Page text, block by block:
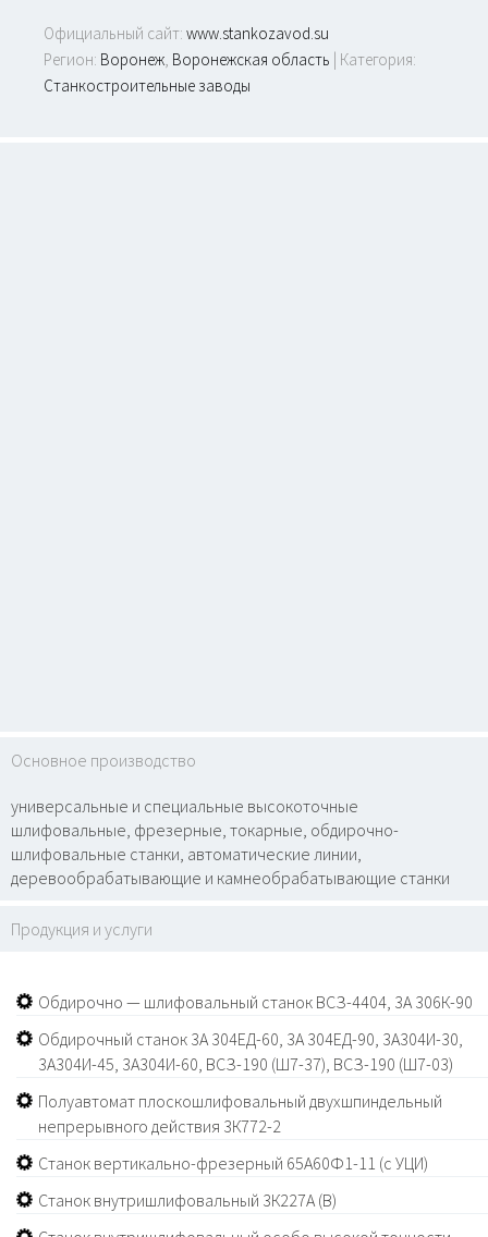
Официальный сайт: www.stankozavod.su
Регион: Воронеж, Воронежская область | Категория:
Станкостроительные заводы
Основное производство
универсальные и специальные высокоточные
шлифовальные, фрезерные, токарные, обдирочно-
шлифовальные станки, автоматические линии,
деревообрабатывающие и камнеобрабатывающие станки
Продукция и услуги
Обдирочно — шлифовальный станок ВСЗ-4404, 3А 306К-90
Обдирочный станок 3А 304ЕД-60, 3А 304ЕД-90, 3А304И-30,
3А304И-45, 3А304И-60, ВСЗ-190 (Ш7-37), ВСЗ-190 (Ш7-03)
Полуавтомат плоскошлифовальный двухшпиндельный
непрерывного действия 3К772-2
Станок вертикально-фрезерный 65А60Ф1-11 (с УЦИ)
Станок внутришлифовальный 3К227А (В)